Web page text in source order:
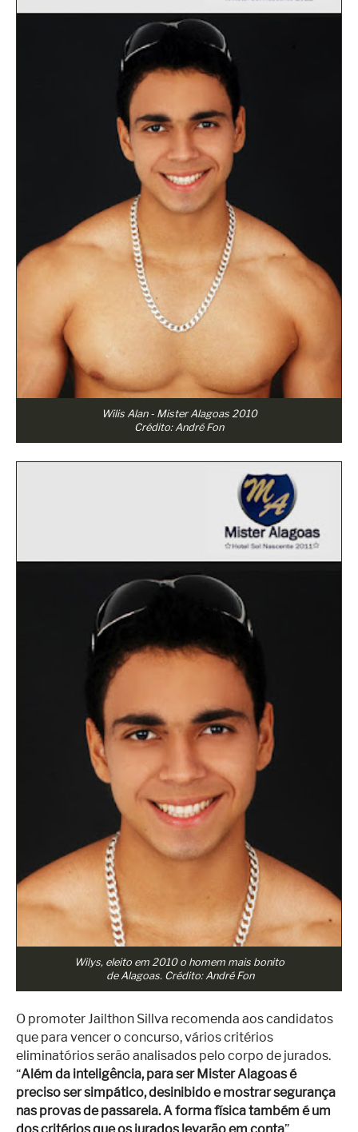
Wilis Alan - Mister Alagoas 2010
Crédito: André Fon
Wilys, eleito em 2010 o homem mais bonito
de Alagoas. Crédito: André Fon
O promoter Jailthon Sillva recomenda aos candidatos
que para vencer o concurso, vários critérios
eliminatórios serão analisados pelo corpo de jurados.
“Além da inteligência, para ser Mister Alagoas é
preciso ser simpático, desinibido e mostrar segurança
nas provas de passarela. A forma física também é um